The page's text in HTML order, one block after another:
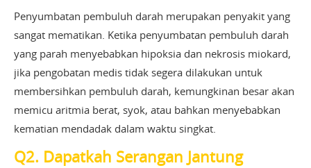
Penyumbatan pembuluh darah merupakan penyakit yang
sangat mematikan. Ketika penyumbatan pembuluh darah
yang parah menyebabkan hipoksia dan nekrosis miokard,
jika pengobatan medis tidak segera dilakukan untuk
membersihkan pembuluh darah, kemungkinan besar akan
memicu aritmia berat, syok, atau bahkan menyebabkan
kematian mendadak dalam waktu singkat.
Q2. Dapatkah Serangan Jantung